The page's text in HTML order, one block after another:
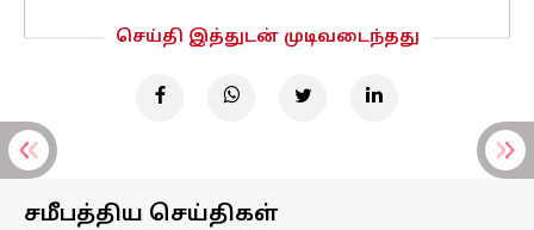
செய்தி இத்துடன் முடிவடைந்தது
சமீபத்திய செய்திகள்